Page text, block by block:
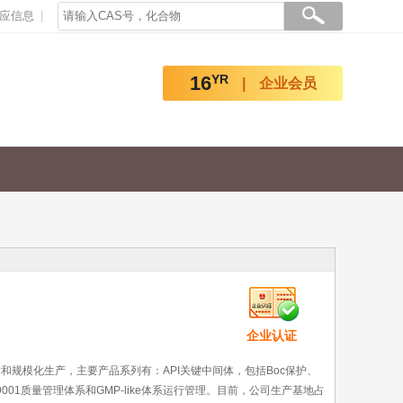
信息
16YR 企业会员
企业认证
模化生产，主要产品系列有：API关键中间体，包括Boc保护、
质量管理体系和GMP-like体系运行管理。目前，公司生产基地占